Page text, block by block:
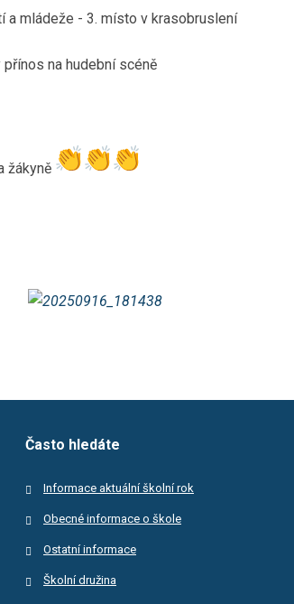
a mládeže - 3. místo v krasobruslení
na hudební scéně
žákyně
Často hledáte
Informace aktuální školní rok
Obecné informace o škole
Ostatní informace
Školní družina